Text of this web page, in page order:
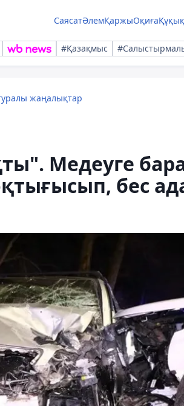
СаясатӘлемҚаржыОқиғаҚұқық
#Қазақмыс
жаңалықтар
Медеуге
бес